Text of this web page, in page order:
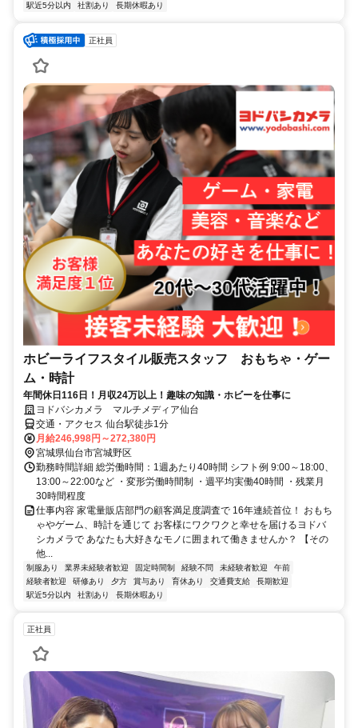
駅近5分以内
社割あり 長期休暇あり
正社員
ホビーライフスタイル販売スタッフ おもちゃ・ゲー
ム・時計
年間休日116日！月収24万以上！趣味の知識・ホビーを仕事に
ヨドバシカメラ マルチメディア仙台
交通・アクセス 仙台駅徒歩1分
月給246,998円～272,380円
宮城県仙台市宮城野区
勤務時間詳細 総労働時間：1週あたり40時間 シフト例 9:00～18:00、
13:00～22:00など ・変形労働時間制 ・週平均実働40時間 ・残業月
30時間程度
仕事内容 家電量販店部門の顧客満足度調査で 16年連続首位！ おもち
ゃやゲーム、時計を通じて お客様にワクワクと幸せを届けるヨドバ
シカメラで あなたも大好きなモノに囲まれて働きませんか？ 【その
他...
制服あり 業界未経験者歓迎 固定時間制 経験不問 未経験者歓迎
午前
経験者歓迎
研修あり 夕方 賞与あり 育休あり 交通費支給
長期歓迎
駅近5分以内
社割あり 長期休暇あり
正社員